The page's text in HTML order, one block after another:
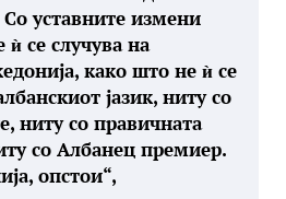
уставните измени
се случува на
како што не ѝ се
јазик, ниту со
ниту со правичната
со Албанец премиер.
опстои“,